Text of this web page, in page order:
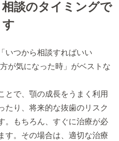
談のタイミングで
す
いつから相談すればいい
が気になった時」がベストな
とで、顎の成長をうまく利用
たり、将来的な抜歯のリスク
。もちろん、すぐに治療が必
す。その場合は、適切な治療